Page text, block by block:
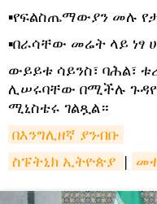
▪የፍልስጤማውያን መሉ
▪በራሳቸው መሬት ላይ ነፃ
ውይይቱ ሳይንስ፣ ባሕል፣
ሊሠሩባቸው በሚችሉ
ሚኒስቴሩ ገልጿል።
በእንግሊዘኛ ያንብቡ
ስፑትኒክ ኢትዮጵያ |